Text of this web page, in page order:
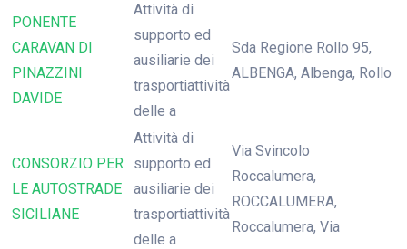
PONENTE
CARAVAN DI
PINAZZINI
DAVIDE
Attività di
supporto ed
ausiliarie dei
trasportiattività
delle a
Sda Regione Rollo 95,
ALBENGA, Albenga, Rollo
CONSORZIO PER
LE AUTOSTRADE
SICILIANE
Attività di
supporto ed
ausiliarie dei
trasportiattività
delle a
Via Svincolo
Roccalumera,
ROCCALUMERA,
Roccalumera, Via